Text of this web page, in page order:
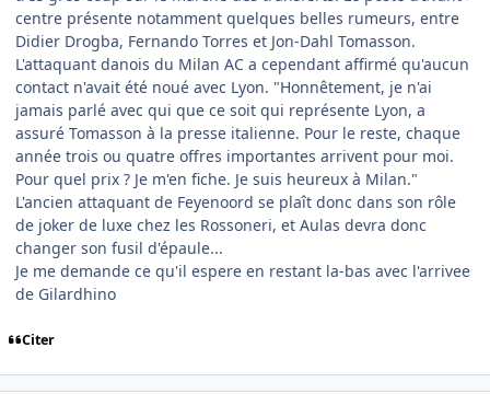
centre présente notamment quelques belles rumeurs, entre
Didier Drogba, Fernando Torres et Jon-Dahl Tomasson.
L'attaquant danois du Milan AC a cependant affirmé qu'aucun
contact n'avait été noué avec Lyon. "Honnêtement, je n'ai
jamais parlé avec qui que ce soit qui représente Lyon, a
assuré Tomasson à la presse italienne. Pour le reste, chaque
année trois ou quatre offres importantes arrivent pour moi.
Pour quel prix ? Je m'en fiche. Je suis heureux à Milan."
L'ancien attaquant de Feyenoord se plaît donc dans son rôle
de joker de luxe chez les Rossoneri, et Aulas devra donc
changer son fusil d'épaule...
Je me demande ce qu'il espere en restant la-bas avec l'arrivee
de Gilardhino
Citer